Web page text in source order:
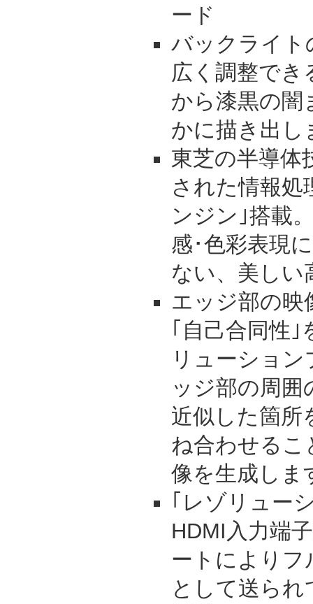
ード
バックライト
広く調整でき
から漆黒の闇
かに描き出し
東芝の半導体
された情報処
ンジン｣搭載
感･色彩表現
ない、美しい
エッジ部の映
｢自己合同性
リューショ
ッジ部の周囲
近似した箇所
ね合わせるこ
像を生成しま
｢レゾリュー
HDMI入力端
ートによりフ
として送ら